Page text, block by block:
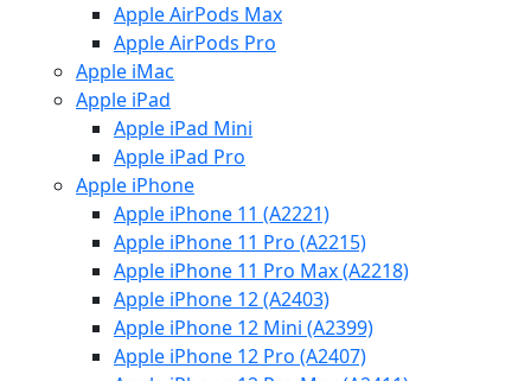
Apple AirPods Max
Apple AirPods Pro
Apple iMac
Apple iPad
Apple iPad Mini
Apple iPad Pro
Apple iPhone
Apple iPhone 11 (A2221)
Apple iPhone 11 Pro (A2215)
Apple iPhone 11 Pro Max (A2218)
Apple iPhone 12 (A2403)
Apple iPhone 12 Mini (A2399)
Apple iPhone 12 Pro (A2407)